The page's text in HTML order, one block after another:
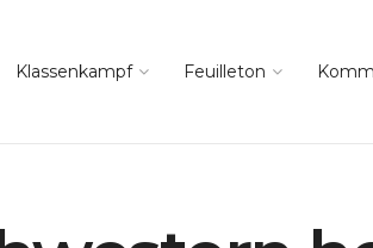
Klassenkampf Feuilleton